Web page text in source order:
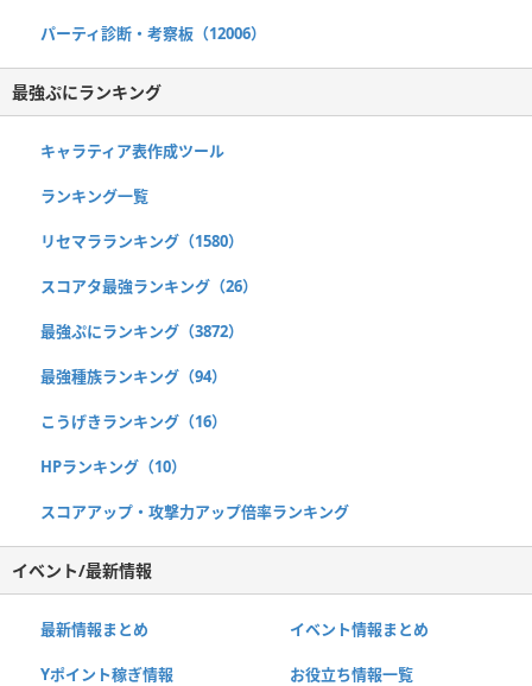
パーティ診断・考察板（12006）
最強ぷにランキング
キャラティア表作成ツール
ランキング一覧
リセマラランキング（1580）
スコアタ最強ランキング（26）
最強ぷにランキング（3872）
最強種族ランキング（94）
こうげきランキング（16）
HPランキング（10）
スコアアップ・攻撃力アップ倍率ランキング
イベント/最新情報
最新情報まとめ イベント情報まとめ
Yポイント稼ぎ情報 お役立ち情報一覧